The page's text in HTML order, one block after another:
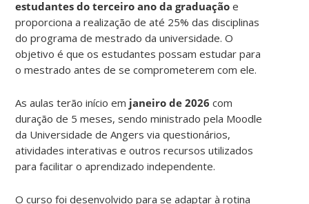
estudantes do terceiro ano da graduaçãoe
proporciona a realização de até 25% das disciplinas
do programa de mestrado da universidade. O
objetivo é que os estudantes possam estudar para
o mestrado antes de se comprometerem com ele.
As aulas terão início em janeiro de 2026 com
duração de 5 meses, sendo ministrado pela Moodle
da Universidade de Angers via questionários,
atividades interativas e outros recursos utilizados
para facilitar o aprendizado independente.
O curso foi desenvolvido para se adaptar à rotina